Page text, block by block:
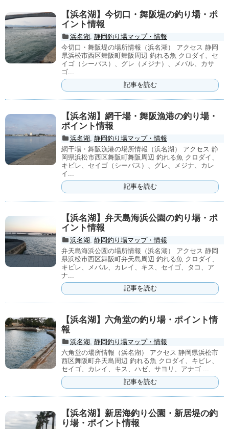
【浜名湖】今切口・舞阪堤の釣り場・ポ
イント情報
浜名湖, 静岡釣り場マップ・情報
今切口・舞阪堤の場所情報（浜名湖） アクセス 静岡
県浜松市西区舞阪町舞阪周辺 釣れる魚 クロダイ、セ
イゴ（シーバス）、グレ（メジナ）、メバル、カサ
ゴ...
記事を読む
【浜名湖】網干場・舞阪漁港の釣り場・
ポイント情報
浜名湖, 静岡釣り場マップ・情報
網干場・舞阪漁港の場所情報（浜名湖） アクセス 静
岡県浜松市西区舞阪町舞阪周辺 釣れる魚 クロダイ、
キビレ、セイゴ（シーバス）、グレ、メジナ、カレ
イ...
記事を読む
【浜名湖】弁天島海浜公園の釣り場・ポ
イント情報
浜名湖, 静岡釣り場マップ・情報
弁天島海浜公園の場所情報（浜名湖） アクセス 静岡
県浜松市西区舞阪町弁天島周辺 釣れる魚 クロダイ、
キビレ、メバル、カレイ、キス、セイゴ、タコ、ア
ナ...
記事を読む
【浜名湖】六角堂の釣り場・ポイント情
報
浜名湖, 静岡釣り場マップ・情報
六角堂の場所情報（浜名湖） アクセス 静岡県浜松市
西区舞阪町弁天島周辺 釣れる魚 クロダイ、キビレ、
セイゴ、カレイ、キス、ハゼ、サヨリ、アナゴ ...
記事を読む
【浜名湖】新居海釣り公園・新居堤の釣
り場・ポイント情報